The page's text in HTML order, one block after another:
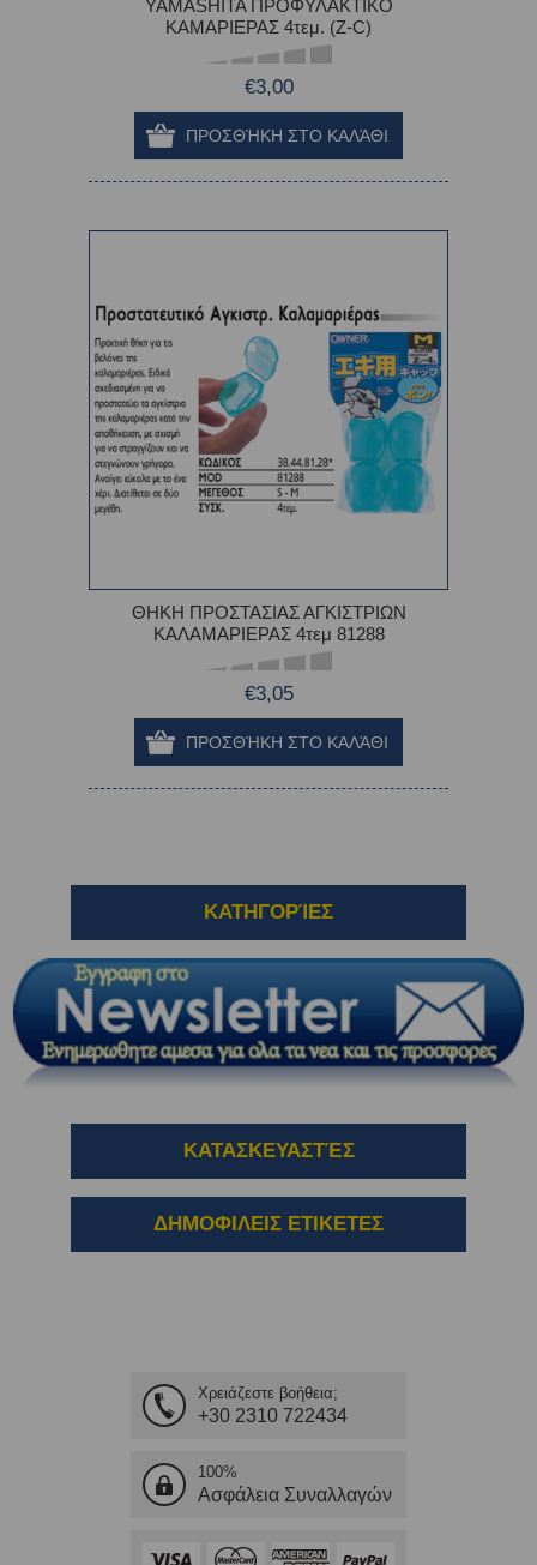
YAMASHITA ΠΡΟΦΥΛΑΚΤΙΚΟ
ΚΑΜΑΡΙΕΡΑΣ 4τεμ. (Z-C)
€3,00
ΘΗΚΗ ΠΡΟΣΤΑΣΙΑΣ ΑΓΚΙΣΤΡΙΩΝ
ΚΑΛΑΜΑΡΙΕΡΑΣ 4τεμ 81288
€3,05
ΚΑΤΗΓΟΡΊΕΣ
ΚΑΤΑΣΚΕΥΑΣΤΈΣ
ΔΗΜΟΦΙΛΕΙΣ ΕΤΙΚΕΤΕΣ
Χρειάζεστε βοήθεια;
+30 2310 722434
100%
Ασφάλεια Συναλλαγών